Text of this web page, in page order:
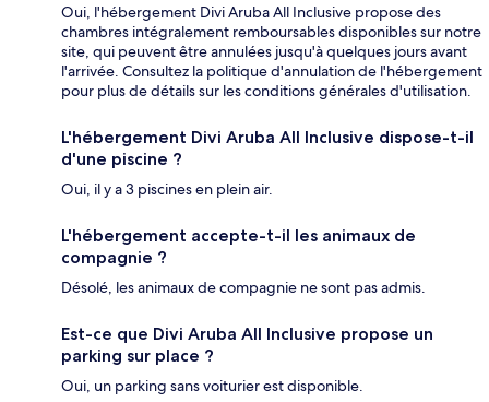
Oui, l'hébergement Divi Aruba All Inclusive propose des
chambres intégralement remboursables disponibles sur notre
site, qui peuvent être annulées jusqu'à quelques jours avant
l'arrivée. Consultez la politique d'annulation de l'hébergement
pour plus de détails sur les conditions générales d'utilisation.
L'hébergement Divi Aruba All Inclusive dispose-t-il
d'une piscine ?
Oui, il y a 3 piscines en plein air.
L'hébergement accepte-t-il les animaux de
compagnie ?
Désolé, les animaux de compagnie ne sont pas admis.
Est-ce que Divi Aruba All Inclusive propose un
parking sur place ?
Oui, un parking sans voiturier est disponible.